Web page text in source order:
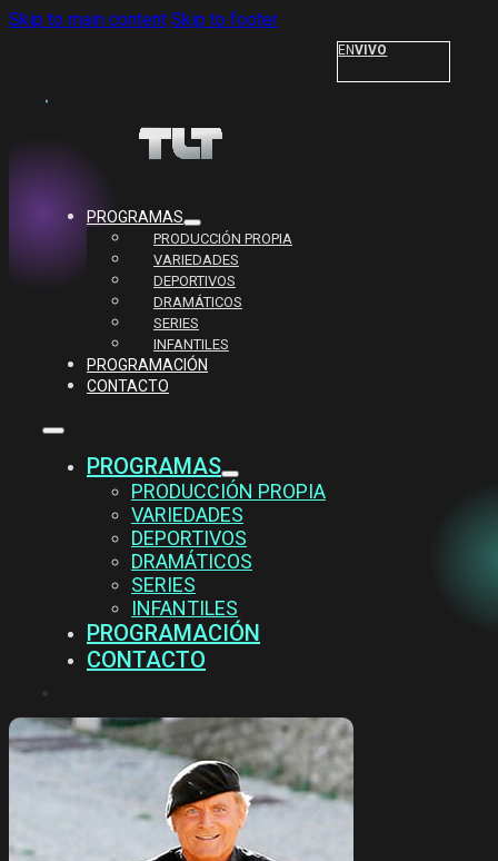
Skip to main content Skip to footer
ENVIVO
PROGRAMAS
PRODUCCIÓN PROPIA
VARIEDADES
DEPORTIVOS
DRAMÁTICOS
SERIES
INFANTILES
PROGRAMACIÓN
CONTACTO
PROGRAMAS
PRODUCCIÓN PROPIA
VARIEDADES
DEPORTIVOS
DRAMÁTICOS
SERIES
INFANTILES
PROGRAMACIÓN
CONTACTO